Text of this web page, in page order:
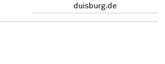
duisburg.de